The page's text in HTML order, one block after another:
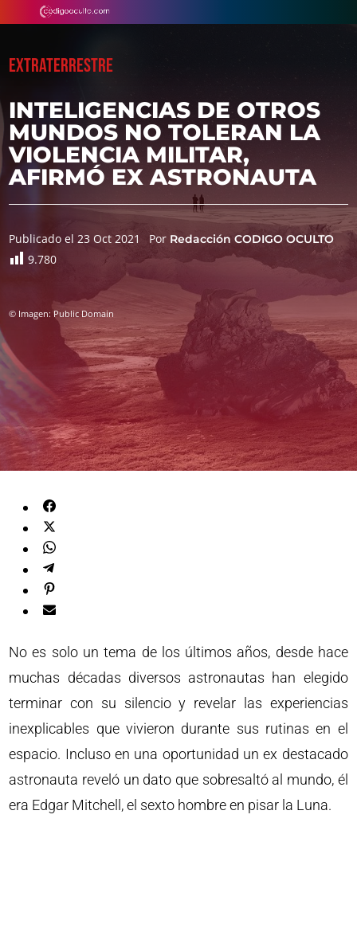
EXTRATERRESTRE
INTELIGENCIAS DE OTROS
MUNDOS NO TOLERAN LA
VIOLENCIA MILITAR,
AFIRMÓ EX ASTRONAUTA
Publicado el 23 Oct 2021 Por Redacción CODIGO OCULTO
9.780
© Imagen: Public Domain
No es solo un tema de los últimos años, desde hace
muchas décadas diversos astronautas han elegido
terminar con su silencio y revelar las experiencias
inexplicables que vivieron durante sus rutinas en el
espacio. Incluso en una oportunidad un ex destacado
astronauta reveló un dato que sobresaltó al mundo, él
era Edgar Mitchell, el sexto hombre en pisar la Luna.